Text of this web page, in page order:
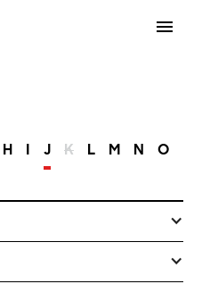
H I J K L M N O